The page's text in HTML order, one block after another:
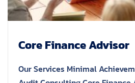
Core Finance Advisor
Our Services Minimal